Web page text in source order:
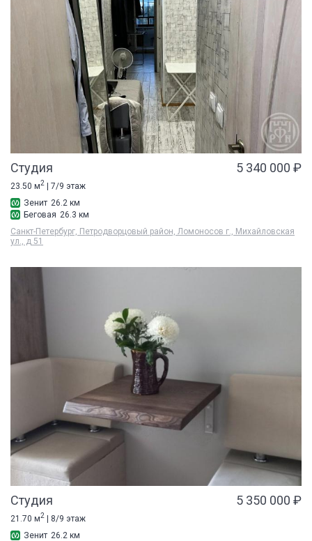
Студия 5 340 000 ₽
23.50 м2
| 7/9 этаж
Зенит 26.2 км
Беговая 26.3 км
Санкт-Петербург, Петродворцовый район, Ломоносов г., Михайловская
ул., д 51
Студия 5 350 000 ₽
21.70 м2 | 8/9 этаж
Зенит 26.2 км